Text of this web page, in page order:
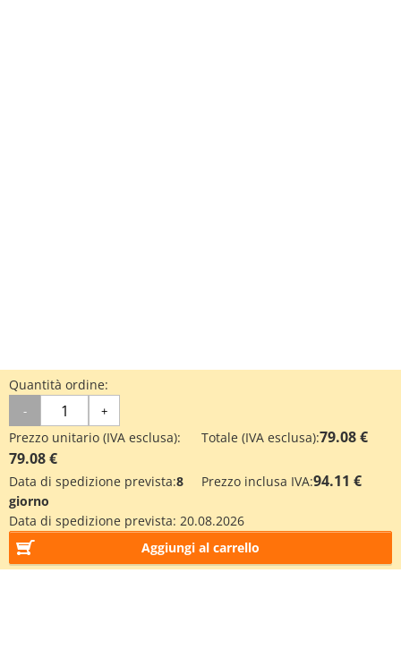
Quantità ordine:
- +
Prezzo unitario (IVA esclusa):
79.08 €
Totale (IVA esclusa):79.08 €
Data di spedizione prevista:8
giorno
Prezzo inclusa IVA:94.11 €
Data di spedizione prevista: 20.08.2026
Aggiungi al carrello